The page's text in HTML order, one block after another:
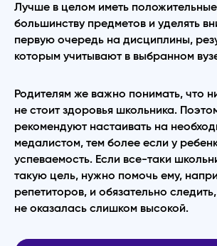
Лучше в целом иметь
большинству предметов и уделять
первую очередь на дисциплины,
которым учитывают в выбранном
Родителям же важно понимать, что
не стоит здоровья школьника.
рекомендуют настаивать на
медалистом, тем более если у
успеваемость. Если все-таки
такую цель, нужно помочь ему,
репетиторов, и обязательно
не оказалась слишком высокой.